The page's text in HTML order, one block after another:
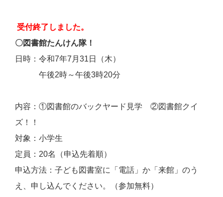
受付終了しました。
〇図書館たんけん隊！
日時：令和7年7月31日（木）
午後2時～午後3時20分
内容：①図書館のバックヤード見学 ②図書館クイ
ズ！！
対象：小学生
定員：20名（申込先着順）
申込方法：子ども図書室に「電話」か「来館」のう
え、申し込んでください。（参加無料）